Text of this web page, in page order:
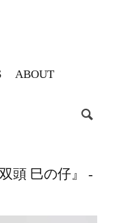
ABOUT
頭 巳の仔』 -